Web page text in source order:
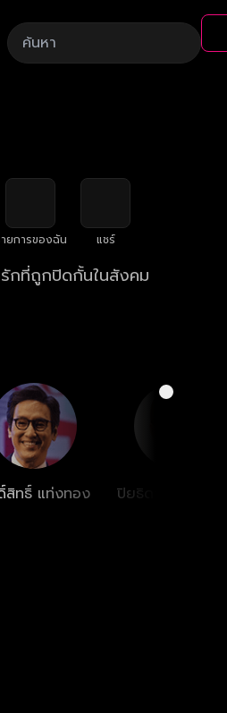
ยการของฉัน แชร์
กที่ถูกปิดกั้นในสังคม
สิทธิ์ แท่งทอง ปิยธิดา มิตรธีรโรจน์